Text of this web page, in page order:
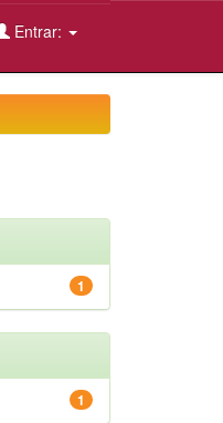
Entrar:
1
1